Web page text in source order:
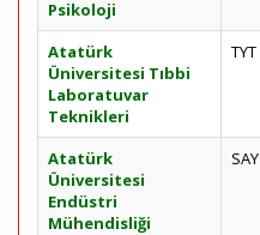
Psikoloji
Atatürk
Üniversitesi Tıbbi
Laboratuvar
Teknikleri
TYT
Atatürk
Üniversitesi
Endüstri
Mühendisliği
SAY